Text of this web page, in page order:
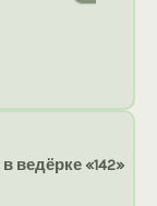
ведёрке «142»